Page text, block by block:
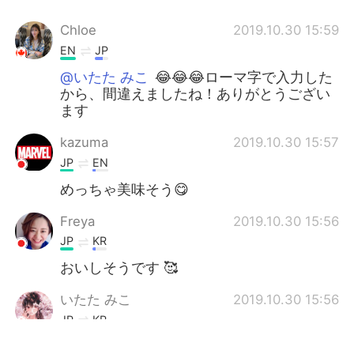
Chloe 2019.10.30 15:59
EN JP
@いたた みこ
😂😂😂ローマ字で入力した
から、間違えましたね！ありがとうござい
ます
kazuma 2019.10.30 15:57
JP EN
めっちゃ美味そう😋
Freya 2019.10.30 15:56
JP KR
おいしそうです 🥰
いたた みこ 2019.10.30 15:56
JP KR